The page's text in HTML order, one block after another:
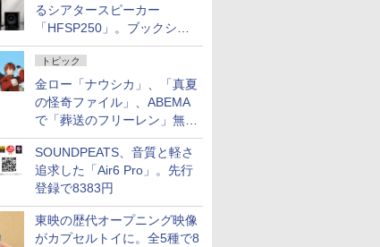
るシアタースピーカー
「HFSP250」。ブックシェ
ルフはペア3万円以下
トピック
金ロー「ナウシカ」、「真夏
の怪奇ファイル」、ABEMA
で「葬送のフリーレン」無料
配信など。夏の特番・配信情
報
SOUNDPEATS、音質と軽さ
追求した「Air6 Pro」。先行
登録で8383円
東映の歴代オープニング映像
がカプセルトイに。全5種で8